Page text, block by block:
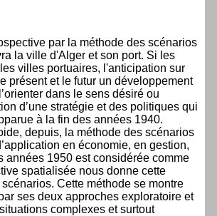
par la méthode des scénarios
la ville d'Alger et son port. Si les
villes portuaires, l'anticipation sur
présent et le futur un développement
dans le sens désiré ou
d’une stratégie et des politiques qui
à la fin des années 1940.
depuis, la méthode des scénarios
en économie, en gestion,
années 1950 est considérée comme
spatialisée nous donne cette
Cette méthode se montre
ses deux approches exploratoire et
complexes et surtout